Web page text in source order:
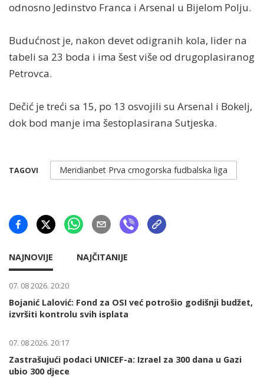
odnosno Jedinstvo Franca i Arsenal u Bijelom Polju.
Budućnost je, nakon devet odigranih kola, lider na
tabeli sa 23 boda i ima šest više od drugoplasiranog
Petrovca.
Dečić je treći sa 15, po 13 osvojili su Arsenal i Bokelj,
dok bod manje ima šestoplasirana Sutjeska.
TAGOVI Meridianbet Prva crnogorska fudbalska liga
NAJNOVIJE NAJČITANIJE
07. 08 2026. 20:20
Bojanić Lalović: Fond za OSI već potrošio godišnji budžet,
izvršiti kontrolu svih isplata
07. 08 2026. 20:17
Zastrašujući podaci UNICEF-a: Izrael za 300 dana u Gazi
ubio 300 djece